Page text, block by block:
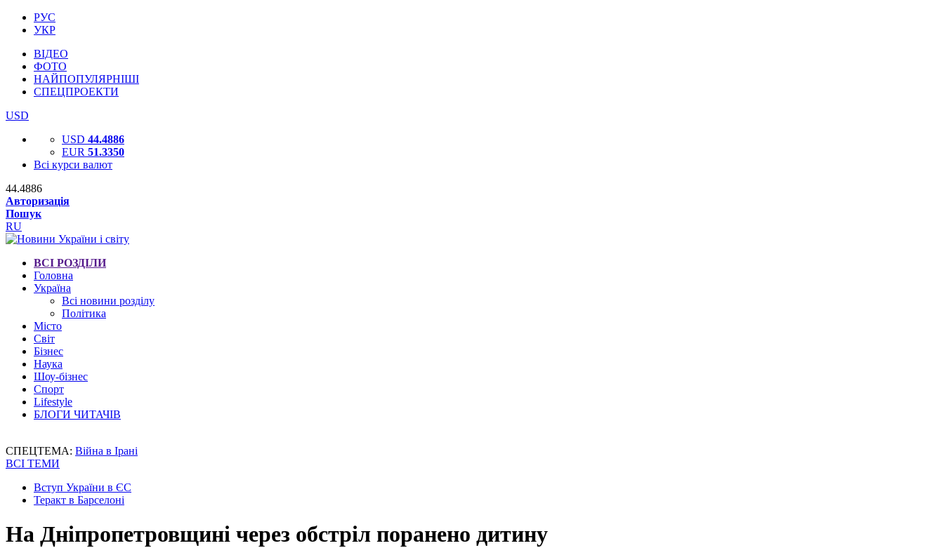
РУС
УКР
ВІДЕО
ФОТО
НАЙПОПУЛЯРНІШІ
СПЕЦПРОЕКТИ
USD
USD 44.4886
EUR 51.3350
Всі курси валют
44.4886
Авторизація
Пошук
RU
ВСІ РОЗДІЛИ
Головна
Україна
Всі новини розділу
Політика
Місто
Світ
Бізнес
Наука
Шоу-бізнес
Спорт
Lifestyle
БЛОГИ ЧИТАЧІВ
СПЕЦТЕМА: Війна в Ірані
ВСІ ТЕМИ
Вступ України в ЄС
Теракт в Барселоні
На Дніпропетровщині через обстріл поранено дитину